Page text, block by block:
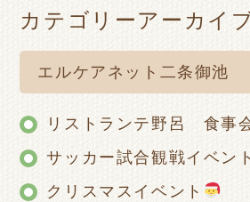
カテゴリーアーカイ
エルケアネット二条御池
リストランテ野呂 食事
サッカー試合観戦イベント
クリスマスイベント